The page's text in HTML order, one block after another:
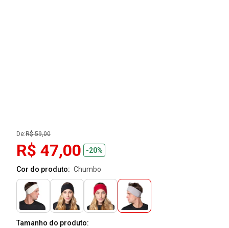
De:R$ 59,00
R$ 47,00 -20%
Cor do produto: chumbo
Tamanho do produto: